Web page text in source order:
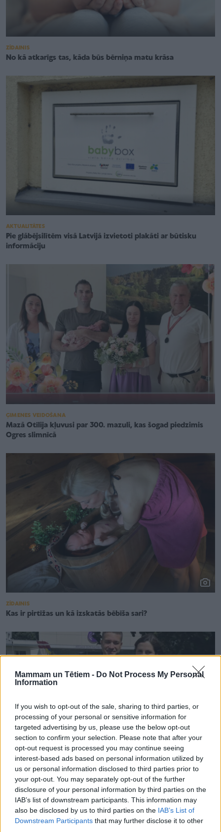
Mammam un Tētiem - Do Not Process My Personal
Information
If you wish to opt-out of the sale, sharing to third parties, or
processing of your personal or sensitive information for
targeted advertising by us, please use the below opt-out
section to confirm your selection. Please note that after your
opt-out request is processed you may continue seeing
interest-based ads based on personal information utilized by
us or personal information disclosed to third parties prior to
your opt-out. You may separately opt-out of the further
disclosure of your personal information by third parties on the
IAB’s list of downstream participants. This information may
also be disclosed by us to third parties on the IAB’s List of
Downstream Participants that may further disclose it to other
ZĪDAINIS
No kā atkarīgs tas, kāda būs bērniņa matu krāsa
AKTUALITĀTES
Pie glābējsilītēm visā Latvijā izvietoti plakāti ar būtisku
informāciju
ĢIMENES VEIDOŠANA
Mazā Otīlija kļuvusi par 300. mazuli, kas šogad piedzimis
Ogres slimnīcā
ZĪDAINIS
Kas ir pirtīžas un kā izskatās bēbīša sari?
ZĪDAINIS
Rīgas Dzemdību namā sagaidīts šī gada divtūkstošais
bērniņš